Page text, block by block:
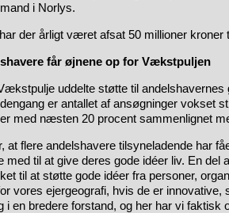
i Norlys.
der årligt været afsat 50 millioner kroner
får øjnene op for Vækstpuljen
uddelte støtte til andelshavernes
er antallet af ansøgninger vokset
med næsten 20 procent sammenlignet
at flere andelshavere tilsyneladende har
til at give deres gode idéer liv. En del
til at støtte gode idéer fra personer,
vores ejergeografi, hvis de er
i en bredere forstand, og her har vi faktisk